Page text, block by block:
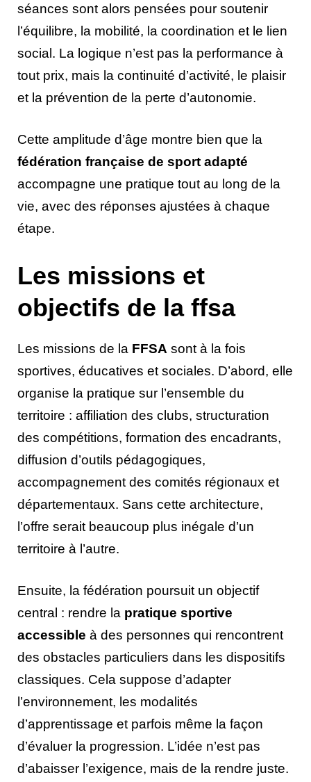
séances sont alors pensées pour soutenir
l’équilibre, la mobilité, la coordination et le lien
social. La logique n’est pas la performance à
tout prix, mais la continuité d’activité, le plaisir
et la prévention de la perte d’autonomie.
Cette amplitude d’âge montre bien que la
fédération française de sport adapté
accompagne une pratique tout au long de la
vie, avec des réponses ajustées à chaque
étape.
Les missions et
objectifs de la ffsa
Les missions de la FFSA sont à la fois
sportives, éducatives et sociales. D’abord, elle
organise la pratique sur l’ensemble du
territoire : affiliation des clubs, structuration
des compétitions, formation des encadrants,
diffusion d’outils pédagogiques,
accompagnement des comités régionaux et
départementaux. Sans cette architecture,
l’offre serait beaucoup plus inégale d’un
territoire à l’autre.
Ensuite, la fédération poursuit un objectif
central : rendre la pratique sportive
accessible à des personnes qui rencontrent
des obstacles particuliers dans les dispositifs
classiques. Cela suppose d’adapter
l’environnement, les modalités
d’apprentissage et parfois même la façon
d’évaluer la progression. L’idée n’est pas
d’abaisser l’exigence, mais de la rendre juste.